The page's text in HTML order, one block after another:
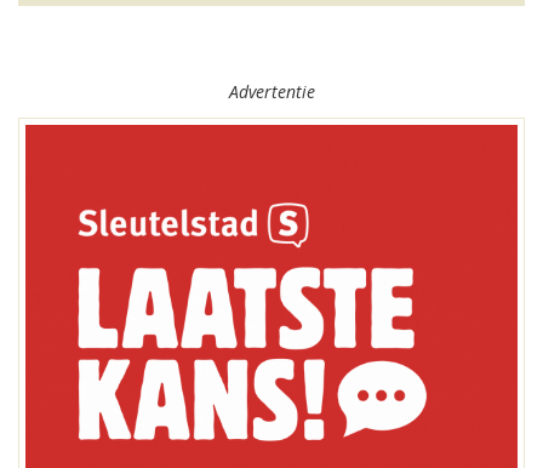
Advertentie